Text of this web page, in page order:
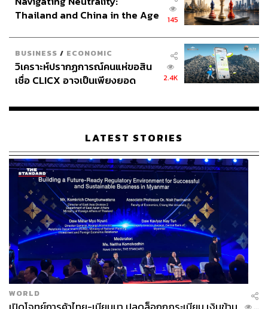
Thailand and China in the Age
145
BUSINESS / ECONOMIC
วิเคราะห์ปรากฏการณ์คนแห่ขอสิน
เชื่อ CLICX อาจเป็นเพียงยอด
เรือนไทยที่ถูกซุกไว้
2.4K
LATEST STORIES
WORLD